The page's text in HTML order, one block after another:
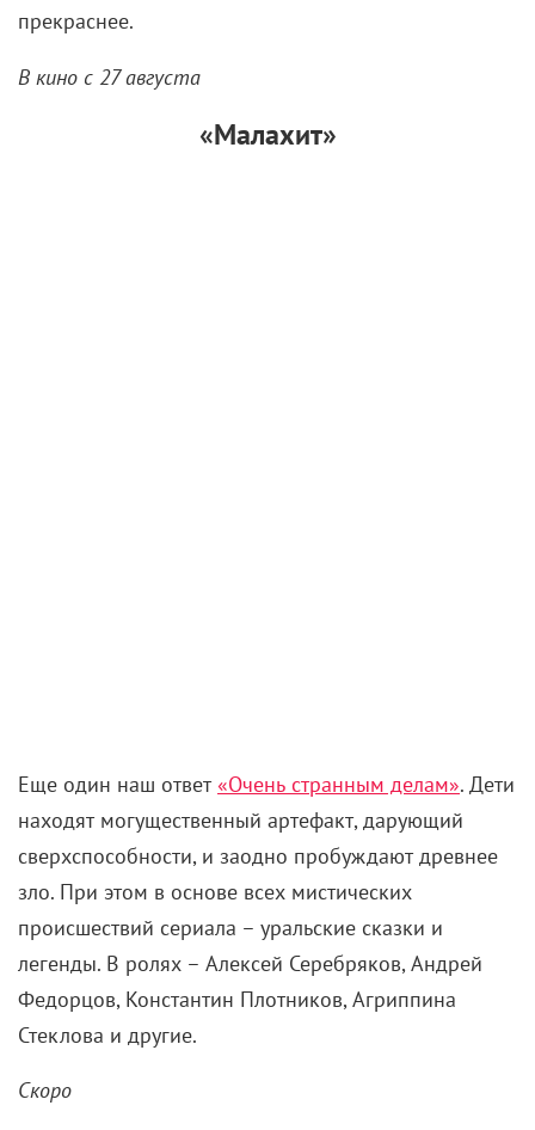
прекраснее.
В кино с 27 августа
«Малахит»
Еще один наш ответ«Очень странным делам». Дети
находят могущественный артефакт, дарующий
сверхспособности, и заодно пробуждают древнее
зло. При этом в основе всех мистических
происшествий сериала – уральские сказки и
легенды. В ролях – Алексей Серебряков, Андрей
Федорцов, Константин Плотников, Агриппина
Стеклова и другие.
Скоро